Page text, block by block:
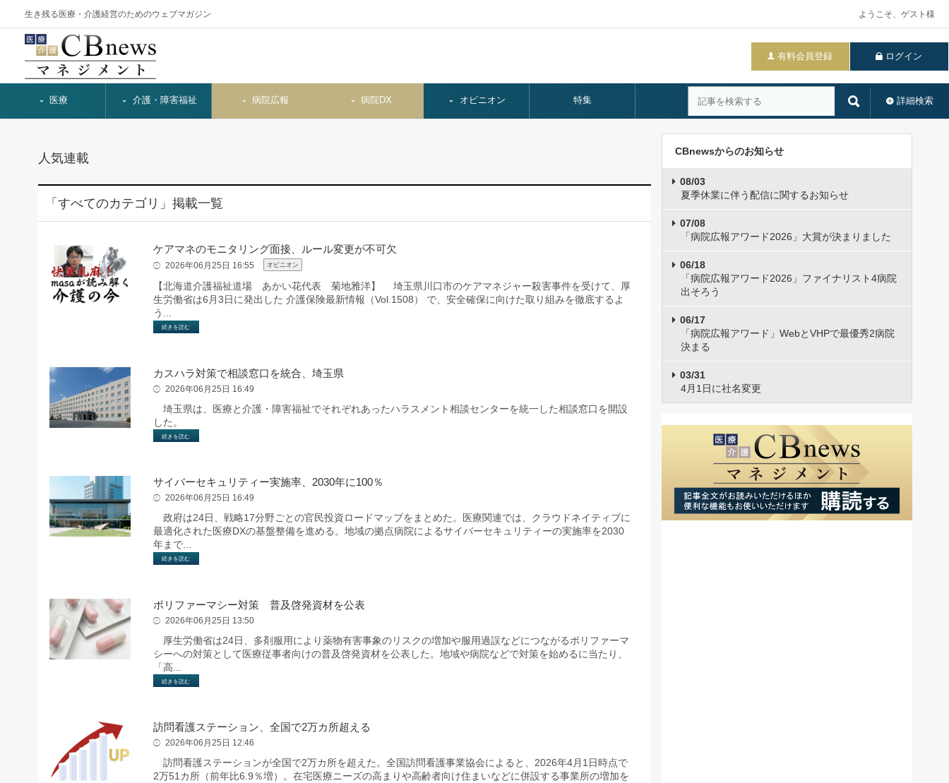
生き残る医療・介護経営のためのウェブマガジン ようこそ、ゲスト様
有料会員登録 ログイン
詳細検索
医療 介護・障害福祉 病院広報 病院DX オピニオン 特集
人気連載
「すべてのカテゴリ」掲載一覧
ケアマネのモニタリング面接、ルール変更が不可欠
2026年06月25日 16:55 オピニオン
【北海道介護福祉道場 あかい花代表 菊地雅洋】 埼玉県川口市のケアマネジャー殺害事件を受けて、厚
生労働省は6月3日に発出した 介護保険最新情報（Vol.1508） で、安全確保に向けた取り組みを徹底するよ
う...
続きを読む
カスハラ対策で相談窓口を統合、埼玉県
2026年06月25日 16:49
埼玉県は、医療と介護・障害福祉でそれぞれあったハラスメント相談センターを統一した相談窓口を開設
した。
続きを読む
サイバーセキュリティー実施率、2030年に100％
2026年06月25日 16:49
政府は24日、戦略17分野ごとの官民投資ロードマップをまとめた。医療関連では、クラウドネイティブに
最適化された医療DXの基盤整備を進める。地域の拠点病院によるサイバーセキュリティーの実施率を2030
年まで...
続きを読む
ポリファーマシー対策 普及啓発資材を公表
2026年06月25日 13:50
厚生労働省は24日、多剤服用により薬物有害事象のリスクの増加や服用過誤などにつながるポリファーマ
シーへの対策として医療従事者向けの普及啓発資材を公表した。地域や病院などで対策を始めるに当たり、
「高...
続きを読む
訪問看護ステーション、全国で2万カ所超える
2026年06月25日 12:46
訪問看護ステーションが全国で2万カ所を超えた。全国訪問看護事業協会によると、2026年4月1日時点で
2万51カ所（前年比6.9％増）。在宅医療ニーズの高まりや高齢者向け住まいなどに併設する事業所の増加を
CBnewsからのお知らせ
08/03
夏季休業に伴う配信に関するお知らせ
07/08
「病院広報アワード2026」大賞が決まりました
06/18
「病院広報アワード2026」ファイナリスト4病院
出そろう
06/17
「病院広報アワード」WebとVHPで最優秀2病院
決まる
03/31
4月1日に社名変更